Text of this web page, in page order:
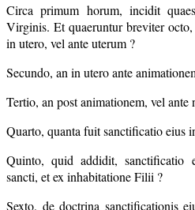
Circa primum horum, incidit
Virginis. Et quaeruntur breviter
in utero, vel ante uterum ?
Secundo, an in utero ante
Tertio, an post animationem, vel ante
Quarto, quanta fuit sanctificatio eius
Quinto, quid addidit, sanctificatio
sancti, et ex inhabitatione Filii ?
Sexto, de doctrina sanctificationis